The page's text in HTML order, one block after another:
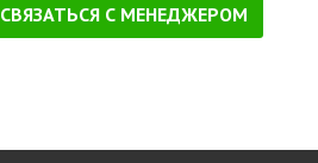
СВЯЗАТЬСЯ С МЕНЕДЖЕРОМ